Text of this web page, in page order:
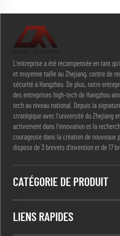
L'entreprise a été récompensée en tant
et moyenne taille au Zhejiang, centre de
sécurité à Hangzhou. De plus, notre
des entreprises high-tech de Hangzhou
tech au niveau national. Depuis la
stratégique avec l'université du Zhejiang
activement dans l'innovation et la
courageuse dans la création de
dispose de 3 brevets d'invention et de 17
CATÉGORIE DE PRODUIT
LIENS RAPIDES